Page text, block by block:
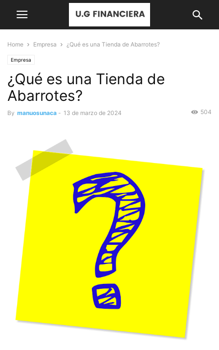
Home Empresa ¿Qué es una Tienda de Abarrotes?
Empresa
¿Qué es una Tienda de
Abarrotes?
By manuosunaca - 13 de marzo de 2024 504